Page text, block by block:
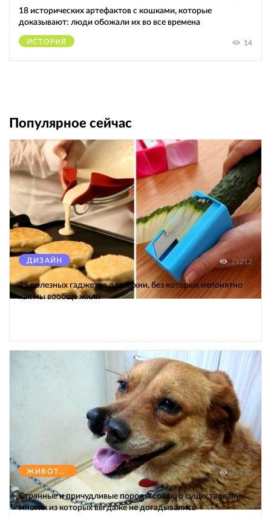
18 исторических артефактов с кошками, которые
доказывают: люди обожали их во все времена
ИСТОРИЯ 14
Популярное сейчас
ДИЗАЙН 71212
25 полезных гаджетов для кухни, без которых непонятно
как мы вообще жили
ЖИВОТНЫЕ 47120
Странные и причудливые породы собак, о существовании
многих из которых вы даже не догадывались